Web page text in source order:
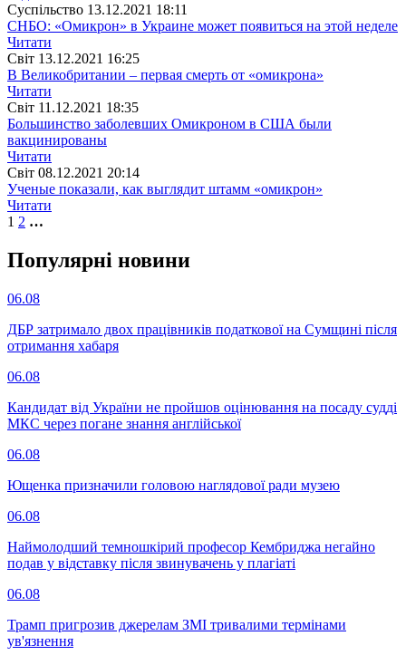
Суспiльство 13.12.2021 18:11
СНБО: «Омикрон» в Украине может появиться на этой неделе
Читати
Свiт 13.12.2021 16:25
В Великобритании – первая смерть от «омикрона»
Читати
Свiт 11.12.2021 18:35
Большинство заболевших Омикроном в США были
вакцинированы
Читати
Свiт 08.12.2021 20:14
Ученые показали, как выглядит штамм «омикрон»
Читати
1 2 …
Популярнi новини
06.08
ДБР затримало двох працівників податкової на Сумщині після
отримання хабаря
06.08
Кандидат від України не пройшов оцінювання на посаду судді
МКС через погане знання англійської
06.08
Ющенка призначили головою наглядової ради музею
06.08
Наймолодший темношкірий професор Кембриджа негайно
подав у відставку після звинувачень у плагіаті
06.08
Трамп пригрозив джерелам ЗМІ тривалими термінами
ув'язнення